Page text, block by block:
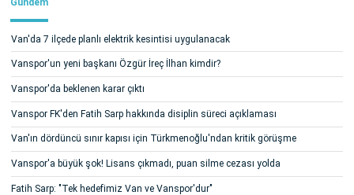
Gündem
Van'da 7 ilçede planlı elektrik kesintisi uygulanacak
Vanspor'un yeni başkanı Özgür İreç İlhan kimdir?
Vanspor'da beklenen karar çıktı
Vanspor FK'den Fatih Sarp hakkında disiplin süreci açıklaması
Van'ın dördüncü sınır kapısı için Türkmenoğlu'ndan kritik görüşme
Vanspor'a büyük şok! Lisans çıkmadı, puan silme cezası yolda
Fatih Sarp: "Tek hedefimiz Van ve Vanspor'dur"